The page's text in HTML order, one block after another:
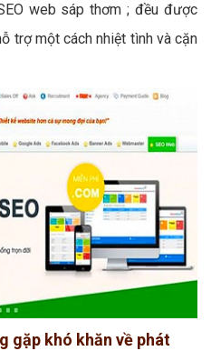
web sáp thơm ; đều được
trợ một cách nhiệt tình và cặn
gặp khó khăn về phát